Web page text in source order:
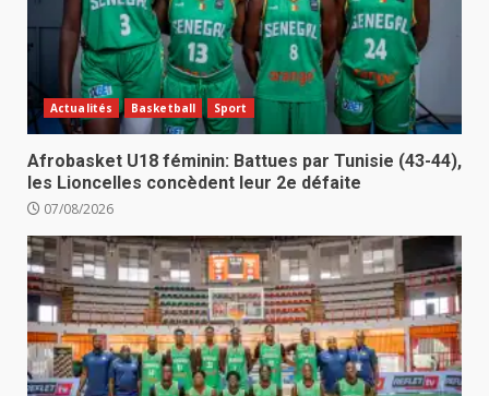
Actualités Basketball Sport
Afrobasket U18 féminin: Battues par Tunisie (43-44),
les Lioncelles concèdent leur 2e défaite
07/08/2026